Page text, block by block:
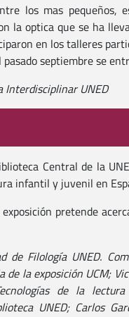
los mas
la optica que se ha
en los talleres
septiembre se
Interdisciplinar UNED
Central de la
infantil y juvenil en
pretende
de Filología UNED.
de la exposición UCM;
de la
UNED; Carlos